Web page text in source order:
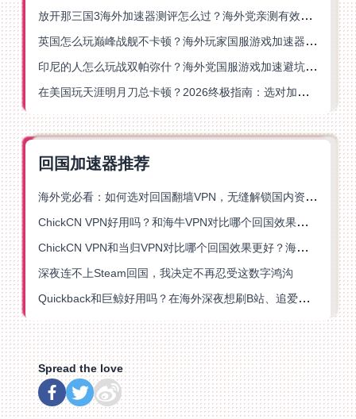
放开那三国3海外加速器测评怎么过？海外党亲测有效的国服游戏加速指南
英国怎么玩巅峰战舰不卡顿？海外玩家国服游戏加速器终极指南
印尼的人怎么玩战双帕弥什？海外党国服游戏加速避坑指南
在美国玩天涯明月刀总卡顿？2026终极指南：选对加速器让你丝滑连招
回国加速器推荐
海外党必看：如何选对回国翻墙VPN，无缝解锁国内资源？
ChickCN VPN好用吗？和海牛VPN对比哪个回国效果更好？
ChickCN VPN和当归VPN对比哪个回国效果更好？海外党亲测后选了它
深夜连不上Steam回国，我决定不再忍受这数字鸿沟
Quickback和巨鲸好用吗？在海外深夜想刷B站、追爱奇艺的你，或许正需要这份答案
Spread the love